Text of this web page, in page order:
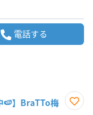
電話する
🍉】BraTTo梅